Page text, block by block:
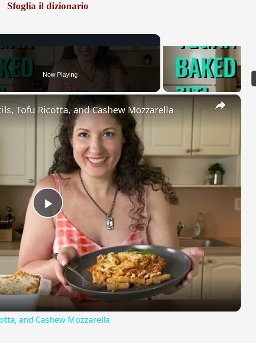
Sfoglia il dizionario
Now Playing
×
Play
Video
Tofu Ricotta, and Cashew Mozzarella
and Cashew Mozzarella